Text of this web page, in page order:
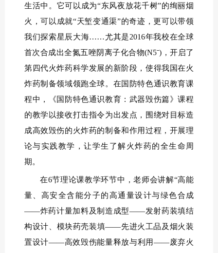
生活中。它可以成为“东风夜放花千树”的绚丽烟
火，可以成就“天堑变通渠”的奇迹，更可以带领
我们探索星辰大海……尤其是2016年我校在全球
首次合成出全氮五唑阴离子化合物(N5ˉ)，开启了
第四代火炸药科学发展的新阶段，使得我国在火
炸药制备领域领跑全球。在国防特色通识教育课
程中，《国防特色通识教育：武器毁伤篇》课程
的教学以接收打击指令为出发点，围绕对目标造
成高效毁伤的火炸药的制备和作用过程，开展理
论与实践教学，让学生了解火炸药的全生命周
期。
在6节理论课教学环节中，老师会讲解“高能
量、高安全含能分子的高通量设计与绿色合成
——炸药计量加料及制造成型——发射药装填结
构设计、模块药壳装填——先进火工品及烟火装
置设计——高效毁伤能量释放与利用——废弃火